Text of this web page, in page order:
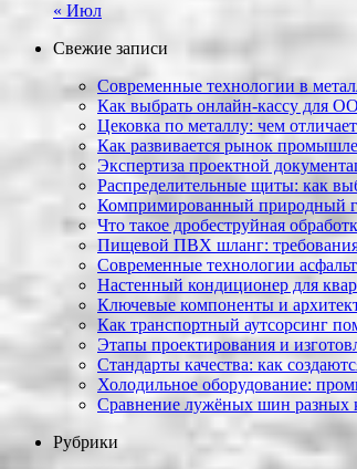
« Июл
Свежие записи
Современные технологии в
Как выбрать онлайн-кассу для
Цековка по металлу: чем
Как развивается рынок
Экспертиза проектной
Распределительные щиты: как
Компримированный природный
Что такое дробеструйная
Пищевой ПВХ шланг: требования
Современные технологии
Настенный кондиционер для
Ключевые компоненты и
Как транспортный аутсорсинг
Этапы проектирования и
Стандарты качества: как
Холодильное оборудование:
Сравнение лужёных шин разных
Рубрики